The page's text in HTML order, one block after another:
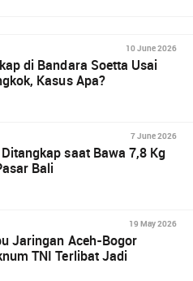
10 June 2026
di Bandara Soetta Usai
Kasus Apa?
7 June 2026
saat Bawa 7,8 Kg
Bali
19 May 2026
Jaringan Aceh-Bogor
TNI Terlibat Jadi